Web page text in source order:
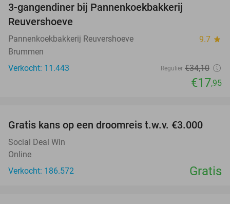
3-gangendiner bij Pannenkoekbakkerij
Reuvershoeve
Pannenkoekbakkerij Reuvershoeve 9.7 star
Brummen
Verkocht: 11.443
Regulier €34,10
€17,95
Gratis kans op een droomreis t.w.v. €3.000
Social Deal Win
Online
Verkocht: 186.572
Gratis